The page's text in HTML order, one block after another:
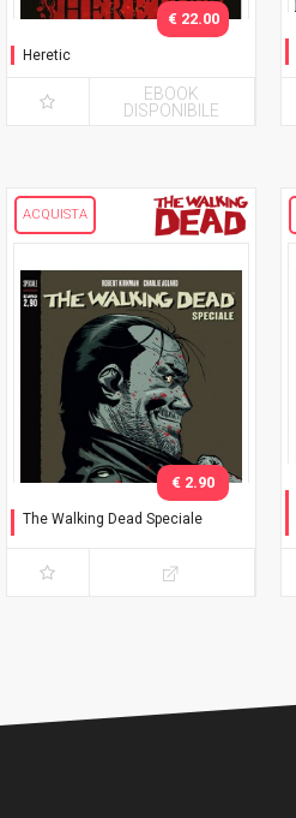
Heretic
€ 22.00
EBOOK
DISPONIBILE
ACQUISTA
The Walking Dead Speciale
€ 2.90